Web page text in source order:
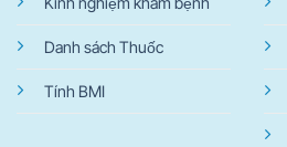
Danh sách Thuốc
Tính BMI